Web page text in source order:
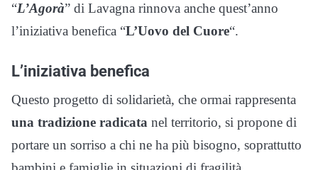
“L’Agorà” di Lavagna rinnova anche quest’anno
l’iniziativa benefica “L’Uovo del Cuore“.
L’iniziativa benefica
Questo progetto di solidarietà, che ormai rappresenta
una tradizione radicata nel territorio, si propone di
portare un sorriso a chi ne ha più bisogno, soprattutto